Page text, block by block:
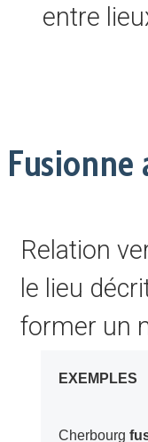
entre
Fusionne
Relation vers le lieu avec lequel
le lieu
former un
EXEMPLES
Cherbourg